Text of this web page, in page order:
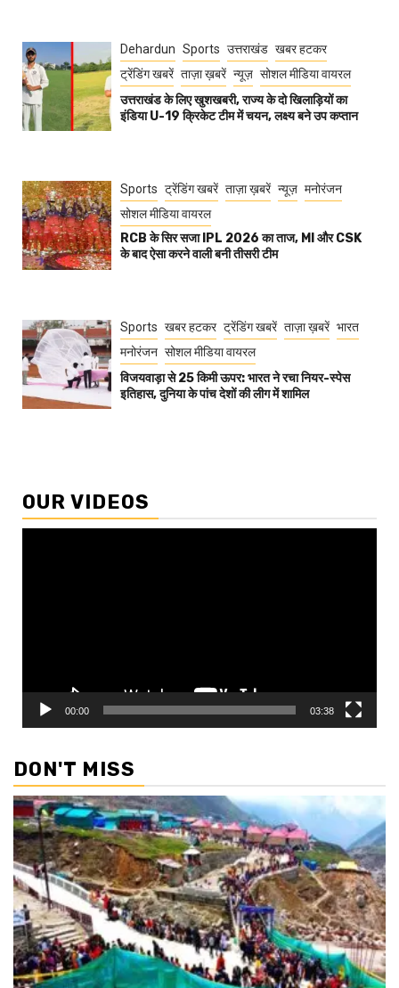
Dehardun Sports उत्तराखंड खबर हटकर
ट्रेंडिंग खबरें ताज़ा ख़बरें न्यूज़ सोशल मीडिया वायरल
उत्तराखंड के लिए खुशखबरी, राज्य के दो खिलाड़ियों का
इंडिया U-19 क्रिकेट टीम में चयन, लक्ष्य बने उप कप्तान
Sports ट्रेंडिंग खबरें ताज़ा ख़बरें न्यूज़ मनोरंजन
सोशल मीडिया वायरल
RCB के सिर सजा IPL 2026 का ताज, MI और CSK
के बाद ऐसा करने वाली बनी तीसरी टीम
Sports खबर हटकर ट्रेंडिंग खबरें ताज़ा ख़बरें भारत
मनोरंजन सोशल मीडिया वायरल
विजयवाड़ा से 25 किमी ऊपर: भारत ने रचा नियर-स्पेस
इतिहास, दुनिया के पांच देशों की लीग में शामिल
OUR VIDEOS
00:00 03:38
DON'T MISS